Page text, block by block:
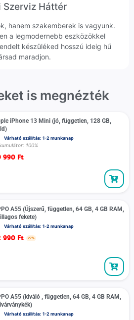
Szerviz Háttér
hanem szakemberek is vagyunk.
a legmodernebb eszközökkel
készüléked hosszú ideig hű
maradjon.
is megnézték
iPhone 13 Mini (jó, független, 128 GB,
Várható szállítás: 1-2 munkanap
100%
990 Ft
A55 (Újszerű, független, 64 GB, 4 GB RAM,
fekete)
Várható szállítás: 1-2 munkanap
990 Ft 27%
A55 (kiváló , független, 64 GB, 4 GB RAM,
Várható szállítás: 1-2 munkanap